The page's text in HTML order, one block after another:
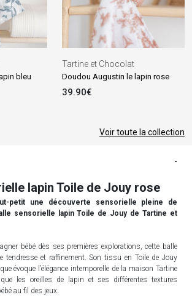
bleu
Tartine et Chocolat
Doudou Augustin le lapin rose
39.90€
Voir toute la collection
-
lapin Toile de Jouy rose
petit une découverte sensorielle pleine de
sensorielle lapin Toile de Jouy de Tartine et
bébé dès ses premières explorations, cette balle
tendresse et raffinement. Son tissu en Toile de Jouy
évoque l’élégance intemporelle de la maison Tartine
les oreilles de lapin et ses différentes textures
au fil des jeux.